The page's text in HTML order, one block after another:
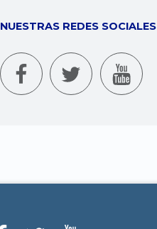
NUESTRAS REDES SOCIALES